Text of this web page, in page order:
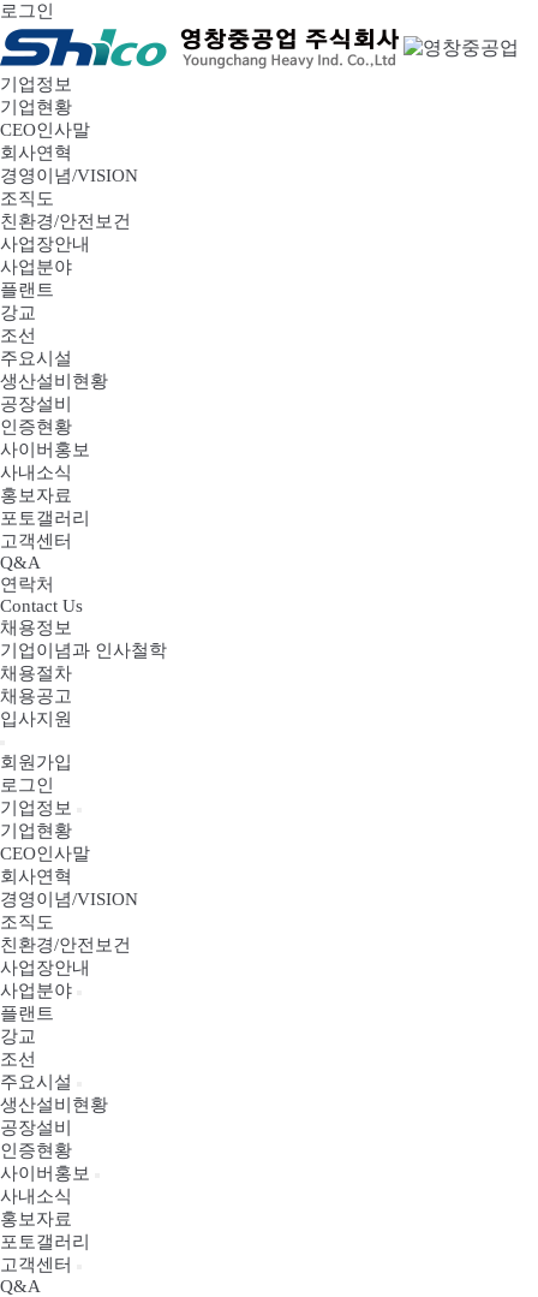
로그인
기업정보
기업현황
CEO인사말
회사연혁
경영이념/VISION
조직도
친환경/안전보건
사업장안내
사업분야
플랜트
강교
조선
주요시설
생산설비현황
공장설비
인증현황
사이버홍보
사내소식
홍보자료
포토갤러리
고객센터
Q&A
연락처
Contact Us
채용정보
기업이념과 인사철학
채용절차
채용공고
입사지원
회원가입
로그인
기업정보
기업현황
CEO인사말
회사연혁
경영이념/VISION
조직도
친환경/안전보건
사업장안내
사업분야
플랜트
강교
조선
주요시설
생산설비현황
공장설비
인증현황
사이버홍보
사내소식
홍보자료
포토갤러리
고객센터
Q&A